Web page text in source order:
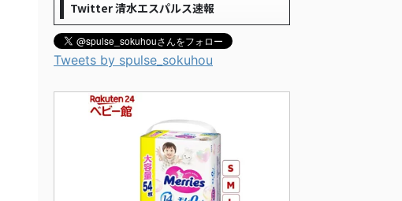
Twitter 清水エスパルス速報
Tweets by spulse_sokuhou